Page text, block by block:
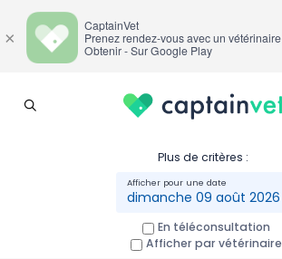
Plus de critères :
dimanche 09 août 2026
En téléconsultation
Afficher par vétérinaire
×
CaptainVet
Prenez rendez-vous avec un vétérinaire
Obtenir - Sur Google Play